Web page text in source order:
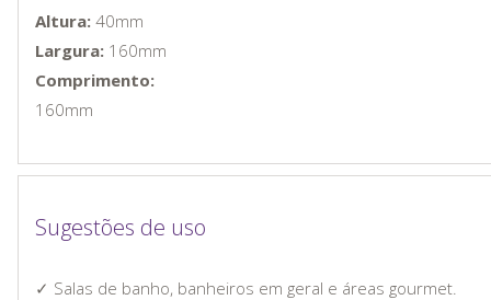
Altura: 40mm
Largura: 160mm
Comprimento:
160mm
Sugestões de uso
✓ Salas de banho, banheiros em geral e áreas gourmet.